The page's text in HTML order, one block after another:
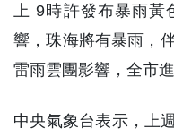
上 9時許發布暴雨
響，珠海將有暴雨，
雷雨雲團影響，全市
中央氣象台表示，上